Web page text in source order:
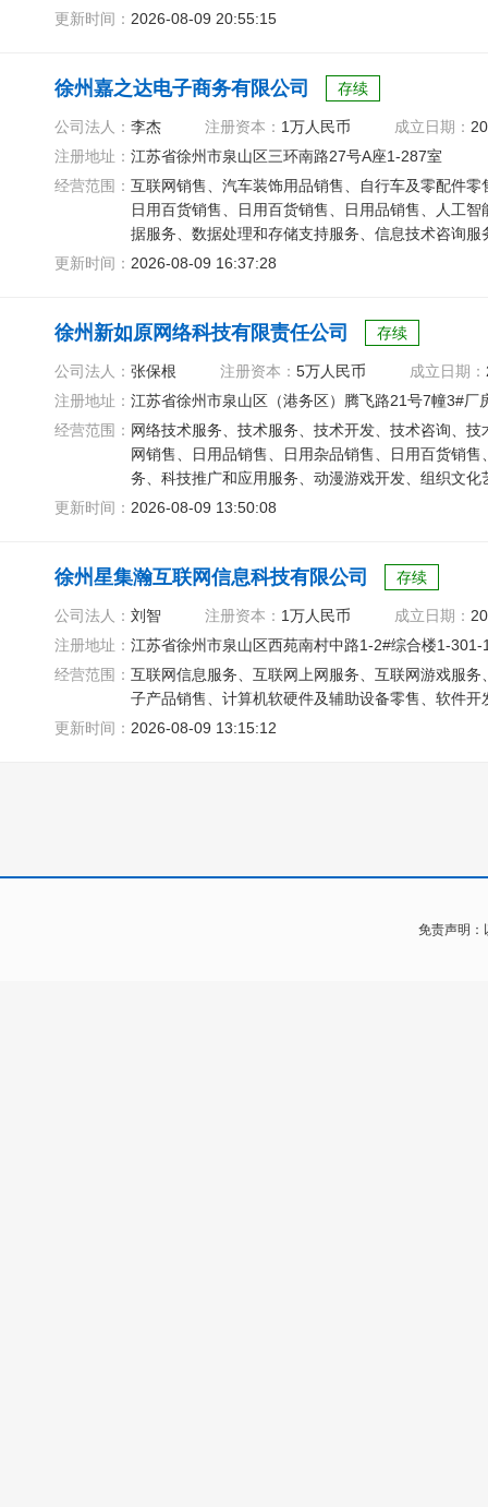
售、非金属矿及制品销售
更新时间： 2026-08-09 20:55:15
徐州嘉之达电子商务有限公司 存续
公司法人： 李杰 注册资本： 1万人民币 成立日期：
注册地址： 江苏省徐州市泉山区三环南路27号A座1-287室
经营范围： 互联网销售、汽车装饰用品销售、自行车及零配件
日用百货销售、日用百货销售、日用品销售、人工
据服务、数据处理和存储支持服务、信息技术咨询
软件开发
更新时间： 2026-08-09 16:37:28
徐州新如原网络科技有限责任公司 存续
公司法人： 张保根 注册资本： 5万人民币 成立日期：
注册地址： 江苏省徐州市泉山区（港务区）腾飞路21号7幢3#厂
经营范围： 网络技术服务、技术服务、技术开发、技术咨询、
网销售、日用品销售、日用杂品销售、日用百货销
务、科技推广和应用服务、动漫游戏开发、组织文
更新时间： 2026-08-09 13:50:08
徐州星集瀚互联网信息科技有限公司 存续
公司法人： 刘智 注册资本： 1万人民币 成立日期：
注册地址： 江苏省徐州市泉山区西苑南村中路1-2#综合楼1-301-
经营范围： 互联网信息服务、互联网上网服务、互联网游戏服
子产品销售、计算机软硬件及辅助设备零售、软件
更新时间： 2026-08-09 13:15:12
免责声明：